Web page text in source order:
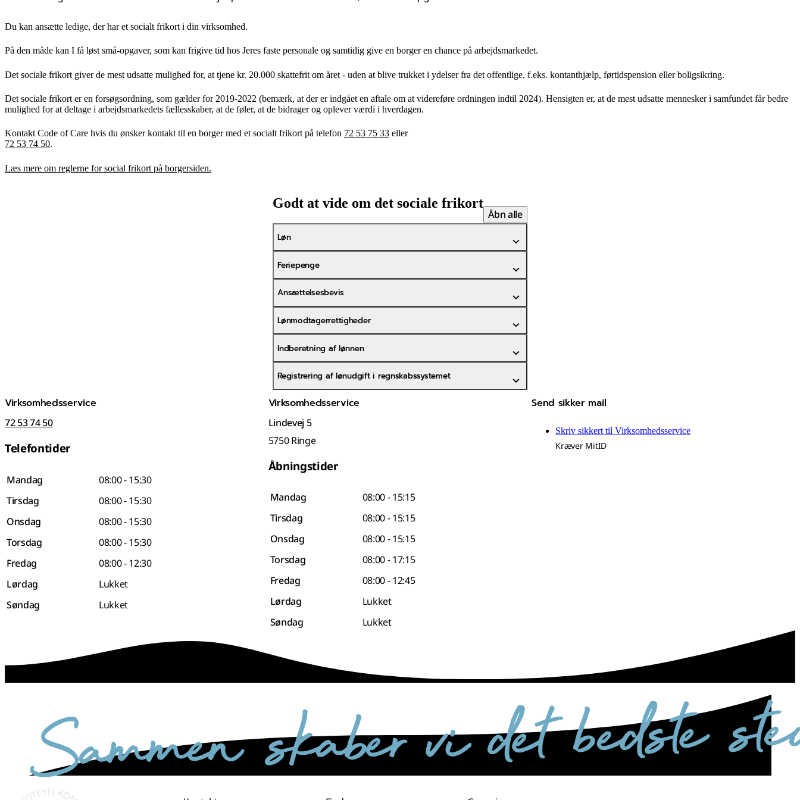
Du kan ansætte ledige, der har et socialt frikort i din virksomhed.
På den måde kan I få løst små-opgaver, som kan frigive tid hos Jeres faste personale og samtidig give en borger en chance på arbejdsmarkedet.
Det sociale frikort giver de mest udsatte mulighed for, at tjene kr. 20.000 skattefrit om året - uden at blive trukket i ydelser fra det offentlige, f.eks. kontanthjælp, førtidspension eller boligsikring.
Det sociale frikort er en forsøgsordning, som gælder for 2019-2022 (bemærk, at der er indgået en aftale om at videreføre ordningen indtil 2024). Hensigten er, at de mest udsatte mennesker i samfundet får bedre
mulighed for at deltage i arbejdsmarkedets fællesskaber, at de føler, at de bidrager og oplever værdi i hverdagen.
Kontakt Code of Care hvis du ønsker kontakt til en borger med et socialt frikort på telefon 72 53 75 33 eller
72 53 74 50.
Læs mere om reglerne for social frikort på borgersiden.
Godt at vide om det sociale frikort
Åbn alle
Løn
Feriepenge
Ansættelsesbevis
Lønmodtagerrettigheder
Indberetning af lønnen
Registrering af lønudgift i regnskabssystemet
Virksomhedsservice
72 53 74 50
Telefontider
Mandag
08:00 - 15:30
Tirsdag
08:00 - 15:30
Onsdag
08:00 - 15:30
Torsdag
08:00 - 15:30
Fredag
08:00 - 12:30
Lørdag
Lukket
Søndag
Lukket
Virksomhedsservice
Lindevej 5
5750 Ringe
Åbningstider
Mandag
08:00 - 15:15
Tirsdag
08:00 - 15:15
Onsdag
08:00 - 15:15
Torsdag
08:00 - 17:15
Fredag
08:00 - 12:45
Lørdag
Lukket
Søndag
Lukket
Send sikker mail
Skriv sikkert til Virksomhedsservice
Kræver MitID